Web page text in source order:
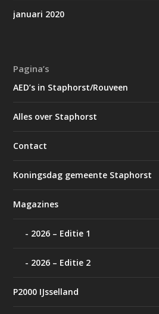
januari 2020
Pagina’s
AED’s in Staphorst/Rouveen
Alles over Staphorst
Contact
Koningsdag gemeente Staphorst
Magazines
2026 – Editie 1
2026 – Editie 2
P2000 IJsselland